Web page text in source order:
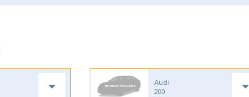
Audi
200